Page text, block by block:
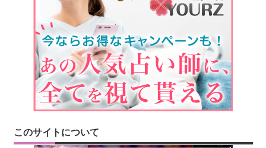
このサイトについて